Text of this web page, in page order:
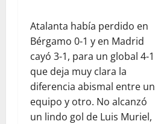
Atalanta había perdido en
Bérgamo 0-1 y en Madrid
cayó 3-1, para un global 4-1
que deja muy clara la
diferencia abismal entre un
equipo y otro. No alcanzó
un lindo gol de Luis Muriel,